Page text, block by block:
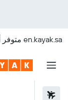
en.kayak.sa متوفر